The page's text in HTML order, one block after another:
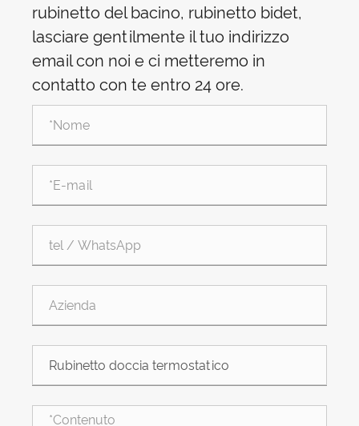
rubinetto del bacino, rubinetto bidet,
lasciare gentilmente il tuo indirizzo
email con noi e ci metteremo in
contatto con te entro 24 ore.